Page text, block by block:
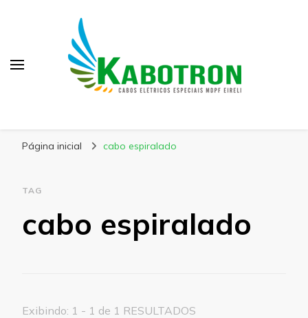
Página inicial cabo espiralado
TAG
cabo espiralado
Exibindo: 1 - 1 de 1 RESULTADOS